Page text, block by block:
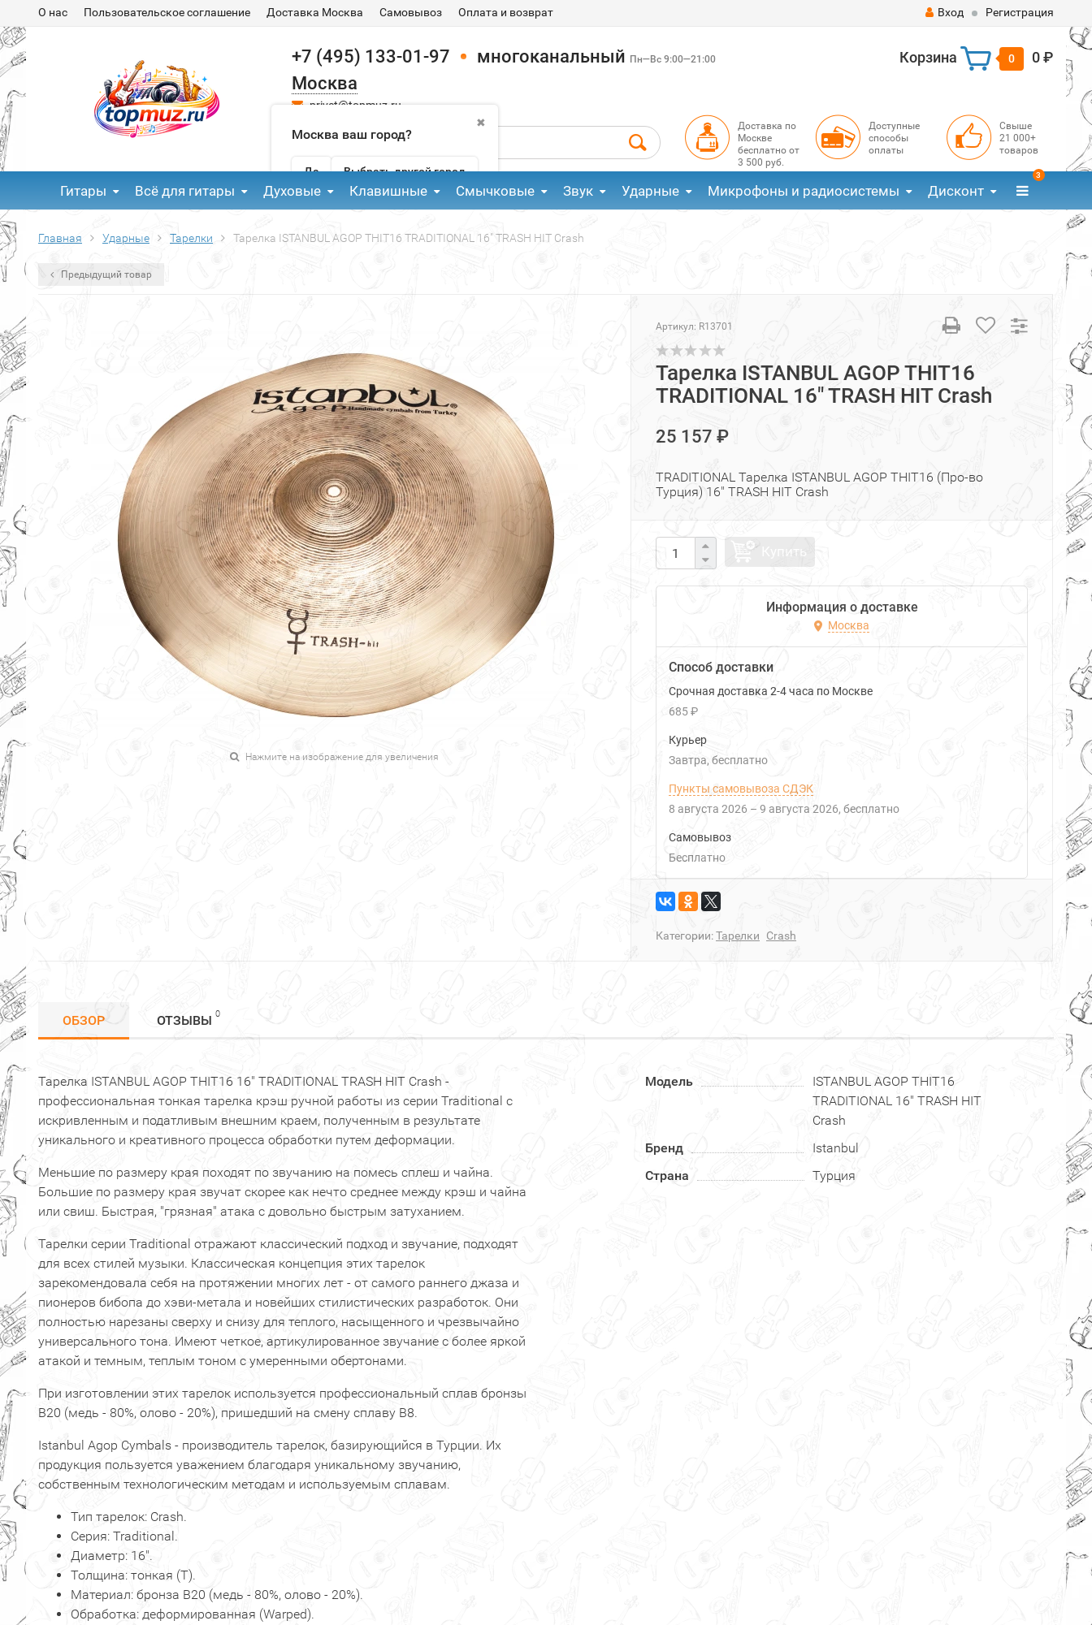
О нас Пользовательское соглашение Доставка Москва Самовывоз Оплата и возврат Вход Регистрация
+7 (495) 133-01-97 многоканальный Пн—Вс 9:00—21:00
Москва
✖
Москва ваш город?
Да Выбрать другой город
privet@topmuz.ru
Корзина 0 0 ₽
Доставка по
Москве
бесплатно от
3 500 руб.
Доступные
способы
оплаты
Свыше
21 000+
товаров
Гитары Всё для гитары Духовые Клавишные Смычковые Звук Ударные Микрофоны и радиосистемы Дисконт
3
Главная Ударные Тарелки Тарелка ISTANBUL AGOP THIT16 TRADITIONAL 16" TRASH HIT Crash
Предыдущий товар
Нажмите на изображение для увеличения
Артикул: R13701
Тарелка ISTANBUL AGOP THIT16
TRADITIONAL 16" TRASH HIT Crash
25 157 ₽
TRADITIONAL Тарелка ISTANBUL AGOP THIT16 (Про-во
Турция) 16" TRASH HIT Crash
Купить
Информация о доставке
Москва
Способ доставки
Срочная доставка 2-4 часа по Москве
685 ₽
Курьер
Завтра
Бесплатно
Пункты самовывоза СДЭК
8 августа 2026 – 9 августа 2026 Бесплатно
Самовывоз
Бесплатно
Категории:Тарелки Crash
ОБЗОР ОТЗЫВЫ 0
Тарелка ISTANBUL AGOP THIT16 16" TRADITIONAL TRASH HIT Crash -
профессиональная тонкая тарелка крэш ручной работы из серии Traditional с
искривленным и податливым внешним краем, полученным в результате
уникального и креативного процесса обработки путем деформации.
Меньшие по размеру края походят по звучанию на помесь сплеш и чайна.
Большие по размеру края звучат скорее как нечто среднее между крэш и чайна
или свиш. Быстрая, "грязная" атака с довольно быстрым затуханием.
Тарелки серии Traditional отражают классический подход и звучание, подходят
для всех стилей музыки. Классическая концепция этих тарелок
зарекомендовала себя на протяжении многих лет - от самого раннего джаза и
пионеров бибопа до хэви-метала и новейших стилистических разработок. Они
полностью нарезаны сверху и снизу для теплого, насыщенного и чрезвычайно
универсального тона. Имеют четкое, артикулированное звучание с более яркой
атакой и темным, теплым тоном с умеренными обертонами.
При изготовлении этих тарелок используется профессиональный сплав бронзы
В20 (медь - 80%, олово - 20%), пришедший на смену сплаву В8.
Istanbul Agop Cymbals - производитель тарелок, базирующийся в Турции. Их
продукция пользуется уважением благодаря уникальному звучанию,
собственным технологическим методам и используемым сплавам.
Тип тарелок: Crash.
Серия: Traditional.
Диаметр: 16".
Толщина: тонкая (T).
Материал: бронза В20 (медь - 80%, олово - 20%).
Обработка: деформированная (Warped).
Модель
ISTANBUL AGOP THIT16
TRADITIONAL 16" TRASH HIT
Crash
Бренд
Istanbul
Страна
Турция